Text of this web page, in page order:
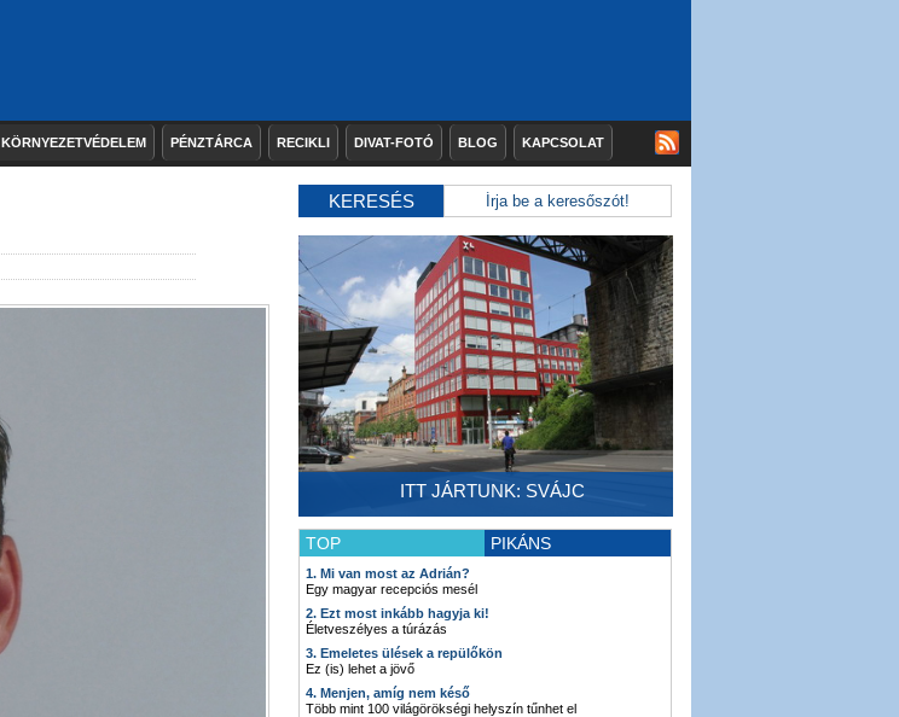
KÖRNYEZETVÉDELEM PÉNZTÁRCA RECIKLI DIVAT-FOTÓ BLOG KAPCSOLAT
KERESÉS
ITT JÁRTUNK: SVÁJC
TOP PIKÁNS
1. Mi van most az Adrián?
Egy magyar recepciós mesél
2. Ezt most inkább hagyja ki!
Életveszélyes a túrázás
3. Emeletes ülések a repülőkön
Ez (is) lehet a jövő
4. Menjen, amíg nem késő
Több mint 100 világörökségi helyszín tűnhet el